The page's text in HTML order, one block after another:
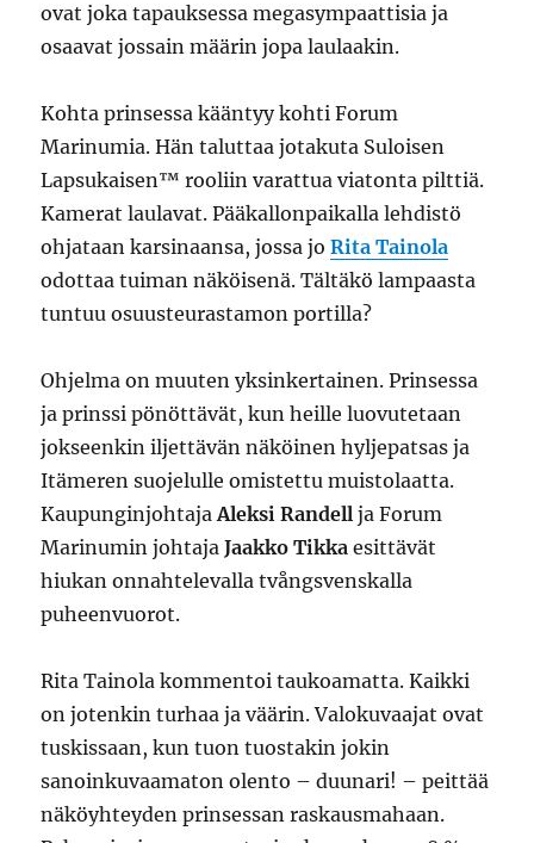
ovat joka tapauksessa megasympaattisia ja
osaavat jossain määrin jopa laulaakin.
Kohta prinsessa kääntyy kohti Forum
Marinumia. Hän taluttaa jotakuta Suloisen
Lapsukaisen™ rooliin varattua viatonta pilttiä.
Kamerat laulavat. Pääkallonpaikalla lehdistö
ohjataan karsinaansa, jossa joRita Tainola
odottaa tuiman näköisenä. Tältäkö lampaasta
tuntuu osuusteurastamon portilla?
Ohjelma on muuten yksinkertainen. Prinsessa
ja prinssi pönöttävät, kun heille luovutetaan
jokseenkin iljettävän näköinen hyljepatsas ja
Itämeren suojelulle omistettu muistolaatta.
KaupunginjohtajaAleksi Randell ja Forum
Marinumin johtajaJaakko Tikka esittävät
hiukan onnahtelevalla tvångsvenskalla
puheenvuorot.
Rita Tainola kommentoi taukoamatta. Kaikki
on jotenkin turhaa ja väärin. Valokuvaajat ovat
tuskissaan, kun tuon tuostakin jokin
sanoinkuvaamaton olento – duunari! – peittää
näköyhteyden prinsessan raskausmahaan.